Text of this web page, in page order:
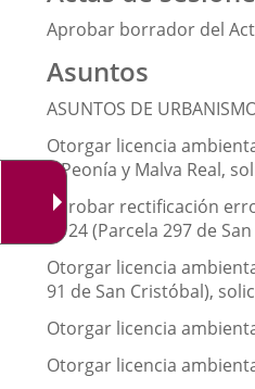
Aprobar borrador del
Asuntos
ASUNTOS DE
Otorgar licencia
a Peonía y Malva Real,
Aprobar rectificación
nº 24 (Parcela 297 de
Otorgar licencia
91 de San Cristóbal),
Otorgar licencia
Otorgar licencia